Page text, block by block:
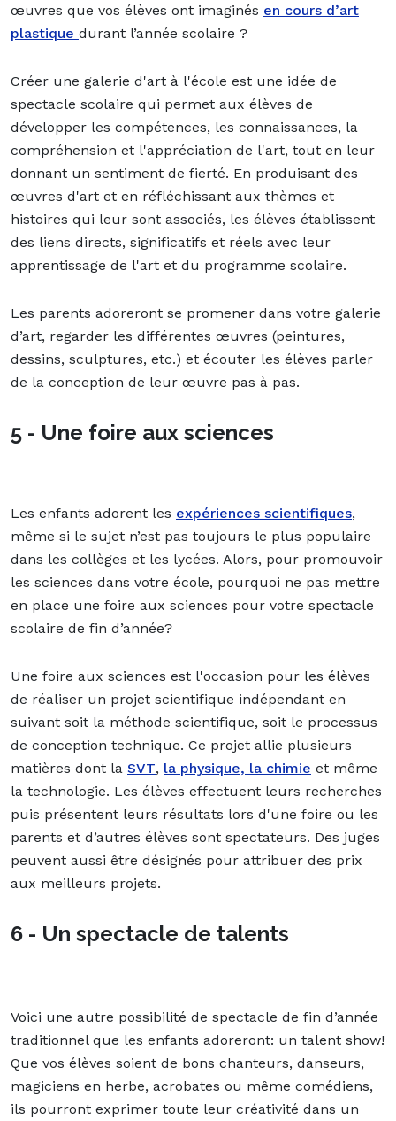
œuvres que vos élèves ont imaginés en cours d’art
plastique durant l’année scolaire ?
Créer une galerie d'art à l'école est une idée de
spectacle scolaire qui permet aux élèves de
développer les compétences, les connaissances, la
compréhension et l'appréciation de l'art, tout en leur
donnant un sentiment de fierté. En produisant des
œuvres d'art et en réfléchissant aux thèmes et
histoires qui leur sont associés, les élèves établissent
des liens directs, significatifs et réels avec leur
apprentissage de l'art et du programme scolaire.
Les parents adoreront se promener dans votre galerie
d’art, regarder les différentes œuvres (peintures,
dessins, sculptures, etc.) et écouter les élèves parler
de la conception de leur œuvre pas à pas.
5 - Une foire aux sciences
Les enfants adorent les expériences scientifiques,
même si le sujet n’est pas toujours le plus populaire
dans les collèges et les lycées. Alors, pour promouvoir
les sciences dans votre école, pourquoi ne pas mettre
en place une foire aux sciences pour votre spectacle
scolaire de fin d’année?
Une foire aux sciences est l'occasion pour les élèves
de réaliser un projet scientifique indépendant en
suivant soit la méthode scientifique, soit le processus
de conception technique. Ce projet allie plusieurs
matières dont la SVT, la physique, la chimie et même
la technologie. Les élèves effectuent leurs recherches
puis présentent leurs résultats lors d'une foire ou les
parents et d’autres élèves sont spectateurs. Des juges
peuvent aussi être désignés pour attribuer des prix
aux meilleurs projets.
6 - Un spectacle de talents
Voici une autre possibilité de spectacle de fin d’année
traditionnel que les enfants adoreront: un talent show!
Que vos élèves soient de bons chanteurs, danseurs,
magiciens en herbe, acrobates ou même comédiens,
ils pourront exprimer toute leur créativité dans un